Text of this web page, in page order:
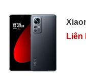
Liên